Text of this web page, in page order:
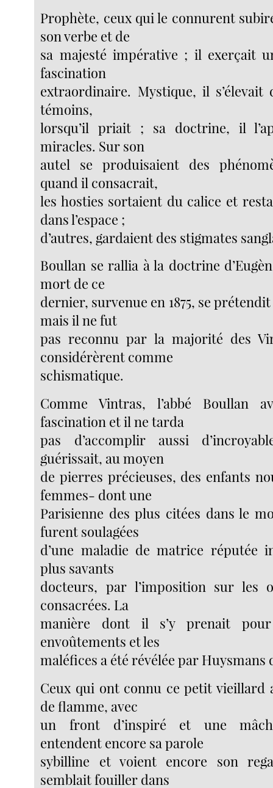
Prophète, ceux qui le connurent
son verbe et de
sa majesté impérative ; il exerçait
fascination
extraordinaire. Mystique, il
témoins,
lorsqu’il priait ; sa doctrine, il
miracles. Sur son
autel se produisaient des
quand il consacrait,
les hosties sortaient du calice et
dans l’espace ;
d’autres, gardaient des stigmates
Boullan se rallia à la doctrine
mort de ce
dernier, survenue en 1875, se
mais il ne fut
pas reconnu par la majorité des
considérèrent comme
schismatique.
Comme Vintras, l’abbé Boullan
fascination et il ne tarda
pas d’accomplir aussi
guérissait, au moyen
de pierres précieuses, des enfants
femmes- dont une
Parisienne des plus citées dans le
furent soulagées
d’une maladie de matrice réputée
plus savants
docteurs, par l’imposition sur les
consacrées. La
manière dont il s’y prenait
envoûtements et les
maléfices a été révélée par Huysmans
Ceux qui ont connu ce petit vieillard
de flamme, avec
un front d’inspiré et une
entendent encore sa parole
sybilline et voient encore son
semblait fouiller dans